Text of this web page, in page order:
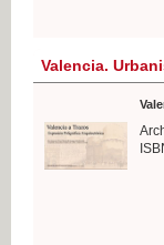
Valencia.